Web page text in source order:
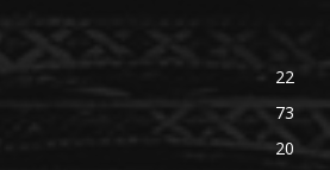
22
73
20